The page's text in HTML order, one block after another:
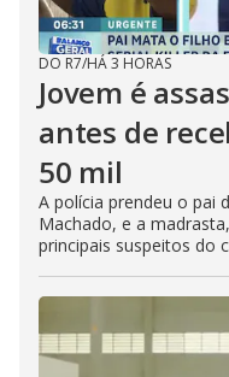
DO R7/HÁ 3 HORAS
Jovem é
antes de
50 mil
A polícia prendeu o pai
Machado, e a
principais suspeitos do